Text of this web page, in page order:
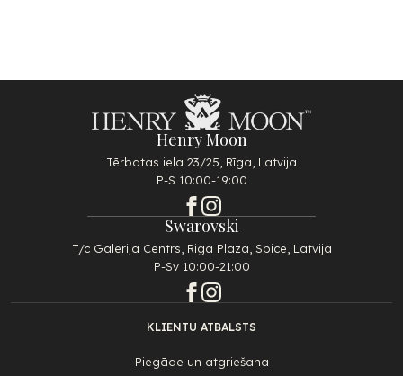
Henry Moon
Tērbatas iela 23/25, Rīga, Latvija
P-S 10:00-19:00
Swarovski
T/c Galerija Centrs, Riga Plaza, Spice, Latvija
P-Sv 10:00-21:00
KLIENTU ATBALSTS
Piegāde un atgriešana